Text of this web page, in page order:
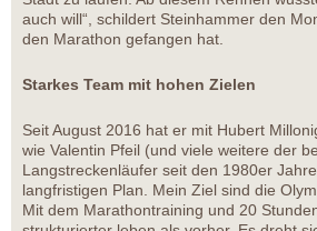
auch will“, schildert Steinhammer den
den Marathon gefangen hat.
Starkes Team mit hohen Zielen
Seit August 2016 hat er mit Hubert
wie Valentin Pfeil (und viele weitere der
Langstreckenläufer seit den 1980er
langfristigen Plan. Mein Ziel sind die
Mit dem Marathontraining und 20